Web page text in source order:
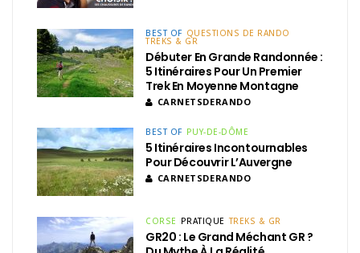
BEST OF QUESTIONS DE RANDO
TREKS & GR
Débuter En Grande Randonnée :
5 Itinéraires Pour Un Premier
Trek En Moyenne Montagne
CARNETSDERANDO
BEST OF PUY-DE-DÔME
5 Itinéraires Incontournables
Pour Découvrir L’Auvergne
CARNETSDERANDO
CORSE PRATIQUE TREKS & GR
GR20 : Le Grand Méchant GR ?